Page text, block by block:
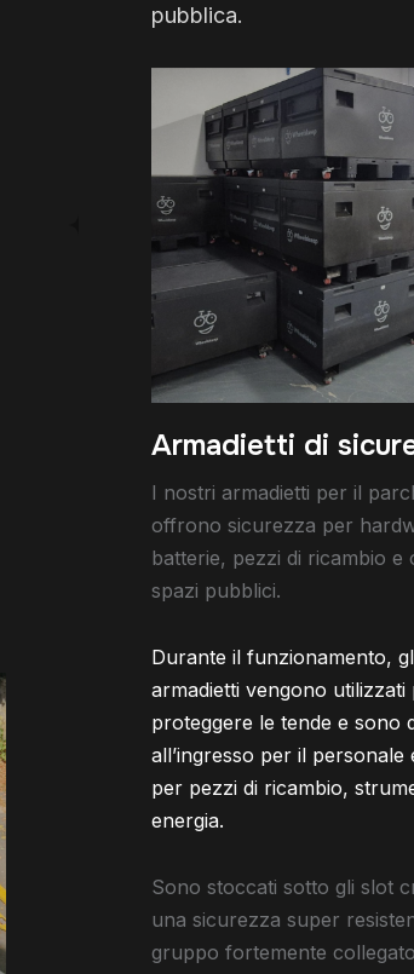
pubblica.
Armadietti di
I nostri armadietti per il
offrono sicurezza per
batterie, pezzi di ricambio e
spazi pubblici.
Durante il funzionamento,
armadietti vengono utilizzati
proteggere le tende e sono
all’ingresso per il personale
per pezzi di ricambio,
energia.
Sono stoccati sotto gli slot
una sicurezza super
gruppo fortemente